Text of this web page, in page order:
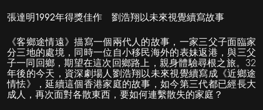
張達明1992年得獎佳作
劉浩翔以未來視覺續寫故事
《客鄉途情遠》描寫一個兩代人的故事，一家三父子面臨家
分三地的處境，同時一位自小移民海外的表妹返港，與三父
子一同回鄉，期望在這次回鄉路上，親身體驗尋根之旅。32
年後的今天，資深劇場人劉浩翔以未來視覺續寫成《近鄉途
情怯》，延續這個香港家庭的故事，如今第三代都已經長大
成人，再次面對各散東西，要如何連繫散失的家庭？